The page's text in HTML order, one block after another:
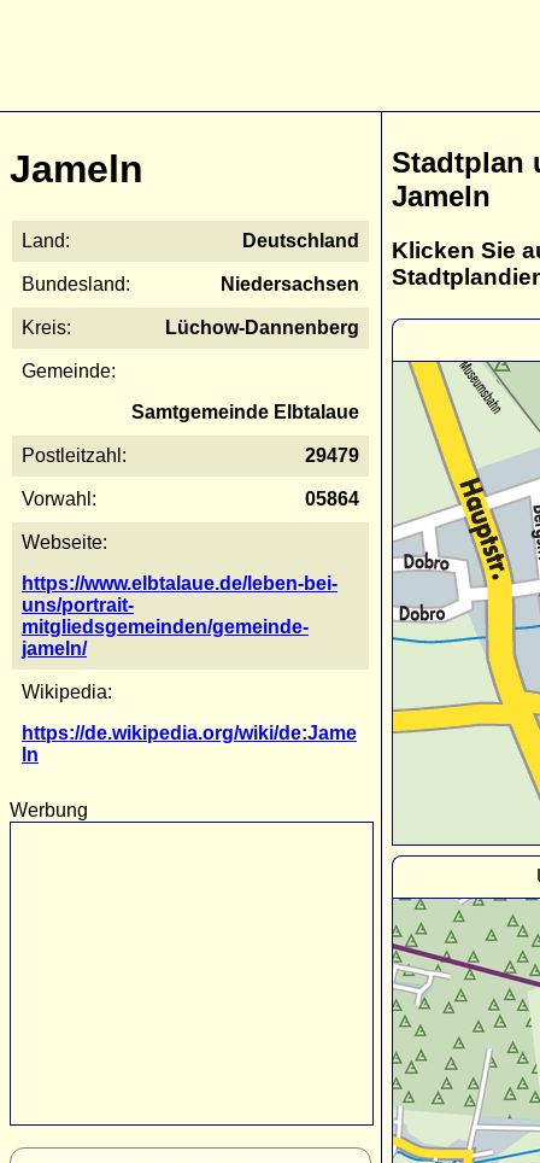
Jameln
Land: Deutschland
Bundesland: Niedersachsen
Kreis: Lüchow-Dannenberg
Gemeinde:
Samtgemeinde Elbtalaue
Postleitzahl: 29479
Vorwahl: 05864
Webseite:
https://www.elbtalaue.de/leben-bei-
uns/portrait-
mitgliedsgemeinden/gemeinde-
jameln/
Wikipedia:
https://de.wikipedia.org/wiki/de:Jame
ln
Werbung
Stadtplan
Jameln
Klicken Sie